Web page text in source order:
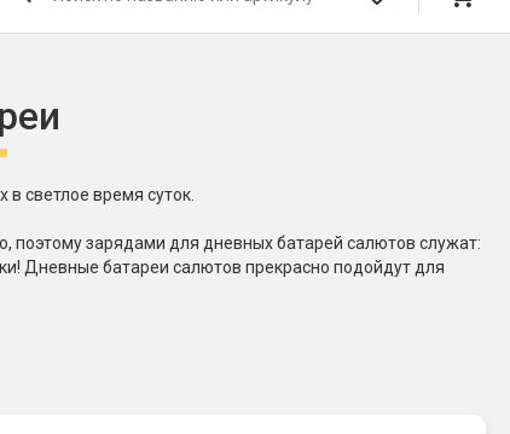
Фонтаны в торт (холодные)
Конфетти, серпантин
светлое время суток.
поэтому зарядами для дневных батарей салютов служат:
Дневные батареи салютов прекрасно подойдут для